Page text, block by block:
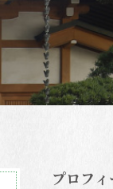
プロフ